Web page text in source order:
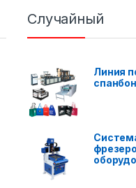
Случайный
Линия